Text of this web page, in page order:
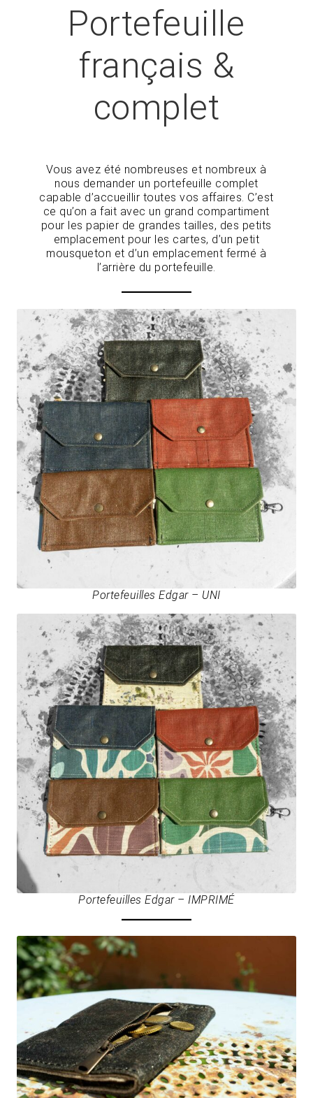
Portefeuille
français &
complet
Vous avez été nombreuses et nombreux à
nous demander un portefeuille complet
capable d’accueillir toutes vos affaires. C’est
ce qu’on a fait avec un grand compartiment
pour les papier de grandes tailles, des petits
emplacement pour les cartes, d’un petit
mousqueton et d’un emplacement fermé à
l’arrière du portefeuille.
Portefeuilles Edgar – UNI
Portefeuilles Edgar – IMPRIMÉ